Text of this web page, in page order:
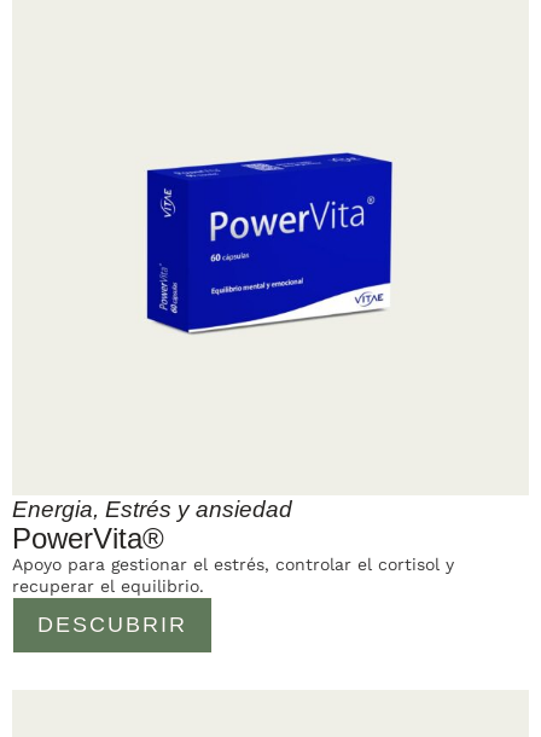
Energia, Estrés y ansiedad
PowerVita®
DESCUBRIR
Apoyo para gestionar el estrés, controlar el cortisol y
recuperar el equilibrio.